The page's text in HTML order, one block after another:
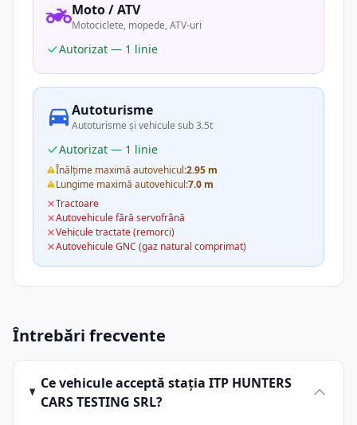
Moto / ATV
Motociclete, mopede, ATV-uri
Autorizat — 1 linie
Autoturisme
Autoturisme și vehicule sub 3.5t
Autorizat — 1 linie
Înălțime maximă autovehicul:2.95 m
Lungime maximă autovehicul:7.0 m
Tractoare
Autovehicule fără servofrână
Vehicule tractate (remorci)
Autovehicule GNC (gaz natural comprimat)
Întrebări frecvente
Ce vehicule acceptă stația ITP HUNTERS
CARS TESTING SRL?